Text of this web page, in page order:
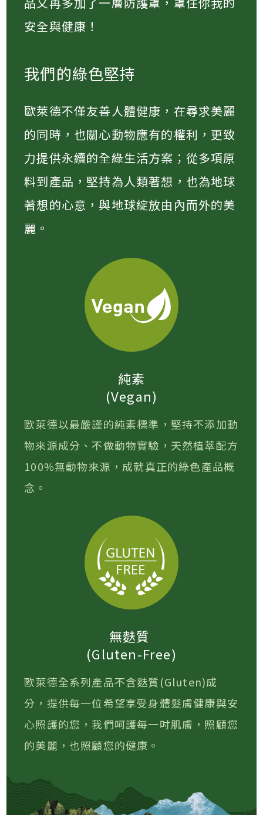
安全與健康！
我們的綠色堅持
歐萊德不僅友善人體健康，在尋求美麗
的同時，也關心動物應有的權利，更致
力提供永續的全綠生活方案；從多項原
料到產品，堅持為人類著想，也為地球
著想的心意，與地球綻放由內而外的美
麗。
純素
(Vegan)
歐萊德以最嚴謹的純素標準，堅持不添加動
物來源成分、不做動物實驗，天然植萃配方
100%無動物來源，成就真正的綠色產品概
念。
無麩質
(Gluten-Free)
歐萊德全系列產品不含麩質(Gluten)成
分，提供每一位希望享受身體髮膚健康與安
心照護的您，我們呵護每一吋肌膚，照顧您
的美麗，也照顧您的健康。